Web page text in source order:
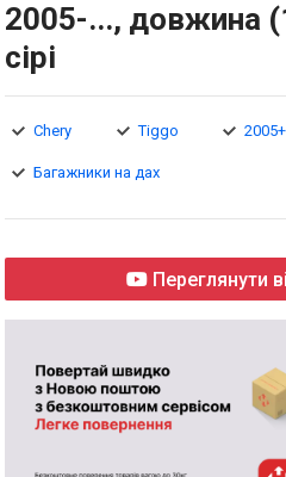
2005-..., довжина
сірі
Chery Tiggo 2005+
Багажники на дах
Переглянути